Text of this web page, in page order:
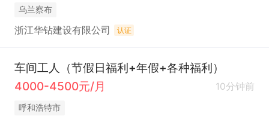
乌兰察布
浙江华钻建设有限公司 认证
车间工人（节假日福利+年假+各种福利）
4000-4500元/月
10分钟前
呼和浩特市